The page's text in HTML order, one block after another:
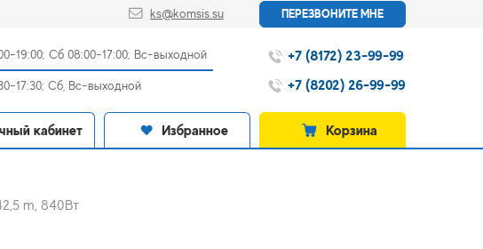
ks@komsis.su ПЕРЕЗВОНИТЕ МНЕ
19:00; Сб 08:00-17:00; Вс-выходной
17:30; Сб, Вс-выходной
+7 (8172) 23-99-99
+7 (8202) 26-99-99
кабинет Избранное Корзина
m, 840Вт